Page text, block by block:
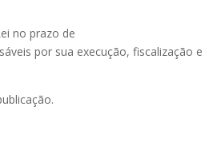
no prazo de
por sua execução, fiscalização e